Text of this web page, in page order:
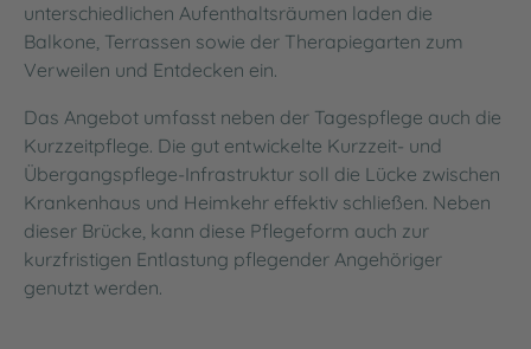
unterschiedlichen Aufenthaltsräumen laden die
Balkone, Terrassen sowie der Therapiegarten zum
Verweilen und Entdecken ein.
Das Angebot umfasst neben der Tagespflege auch die
Kurzzeitpflege. Die gut entwickelte Kurzzeit- und
Übergangspflege-Infrastruktur soll die Lücke zwischen
Krankenhaus und Heimkehr effektiv schließen. Neben
dieser Brücke, kann diese Pflegeform auch zur
kurzfristigen Entlastung pflegender Angehöriger
genutzt werden.